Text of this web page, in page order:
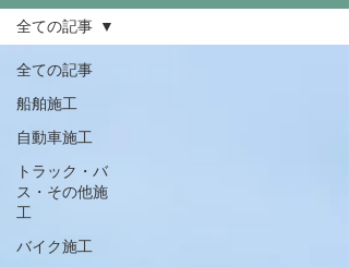
全ての記事
船舶施工
自動車施工
トラック・バ
ス・その他施
工
バイク施工
全ての記事